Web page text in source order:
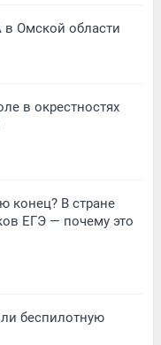
Омской области
в окрестностях
конец? В стране
ЕГЭ — почему это
беспилотную